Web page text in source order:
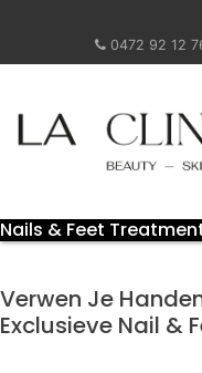
0472 92 12
Nails & Feet
Verwen Je
Exclusieve Nail &